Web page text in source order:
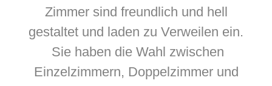
Zimmer sind freundlich und hell
gestaltet und laden zu Verweilen ein.
Sie haben die Wahl zwischen
Einzelzimmern, Doppelzimmer und